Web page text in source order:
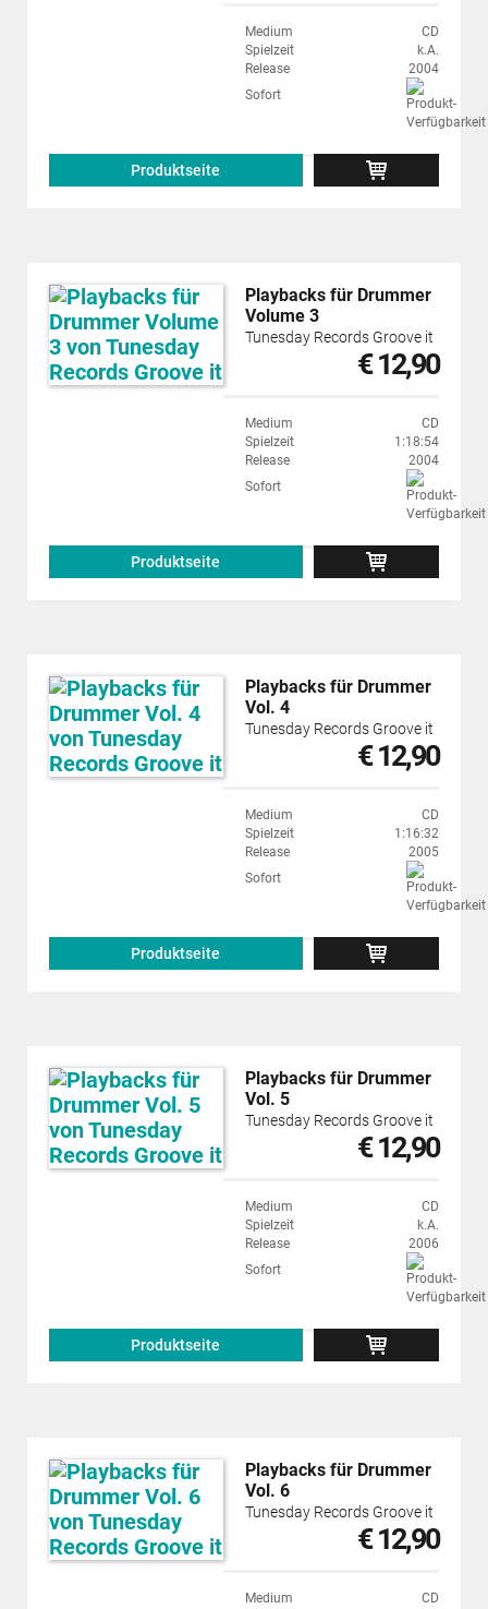
Medium
CD
Spielzeit
k.A.
Release
2004
Sofort
Produktseite
Playbacks für Drummer
Volume 3
Tunesday Records Groove it
€ 12,90
Medium
CD
Spielzeit
1:18:54
Release
2004
Sofort
Produktseite
Playbacks für Drummer
Vol. 4
Tunesday Records Groove it
€ 12,90
Medium
CD
Spielzeit
1:16:32
Release
2005
Sofort
Produktseite
Playbacks für Drummer
Vol. 5
Tunesday Records Groove it
€ 12,90
Medium
CD
Spielzeit
k.A.
Release
2006
Sofort
Produktseite
Playbacks für Drummer
Vol. 6
Tunesday Records Groove it
€ 12,90
Medium CD